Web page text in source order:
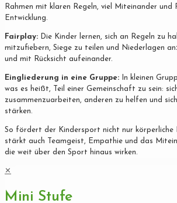
Rahmen mit klaren Regeln, viel Miteinander und
Entwicklung.
Fairplay: Die Kinder lernen, sich an Regeln zu
mitzufiebern, Siege zu teilen und Niederlagen
und mit Rücksicht aufeinander.
Eingliederung in eine Gruppe: In kleinen
was es heißt, Teil einer Gemeinschaft zu sein:
zusammenzuarbeiten, anderen zu helfen und
stärken.
So fördert der Kindersport nicht nur körperliche
stärkt auch Teamgeist, Empathie und das
die weit über den Sport hinaus wirken.
✕
Mini Stufe